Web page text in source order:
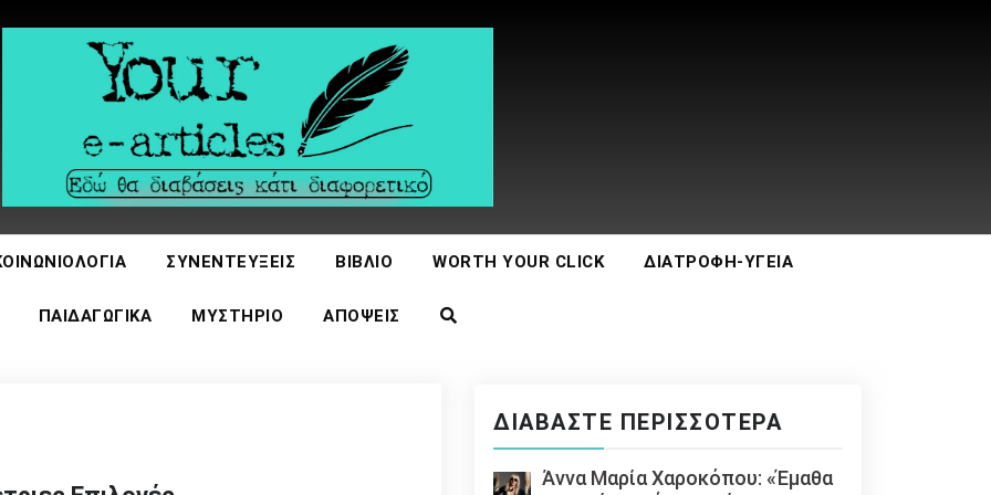
ΣΥΝΕΝΤΕΎΞΕΙΣ ΒΙΒΛΊΟ WORTH YOUR CLICK ΔΙΑΤΡΟΦΉ-ΥΓΕΊΑ
ΠΑΙΔΑΓΩΓΙΚΆ ΜΥΣΤΉΡΙΟ ΑΠΌΨΕΙΣ
ΔΙΑΒΆΣΤΕ ΠΕΡΙΣΣΌΤΕΡΑ
Άννα Μαρία Χαροκόπου: «Έμαθα